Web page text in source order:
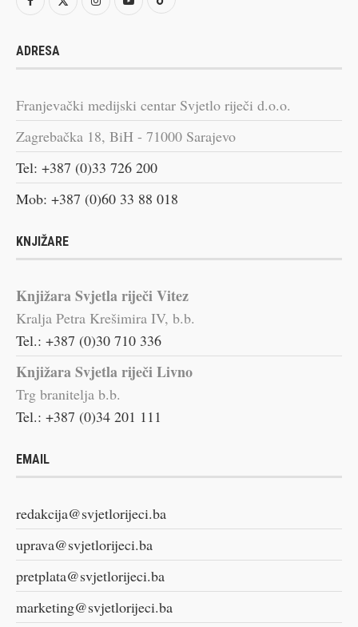
ADRESA
Franjevački medijski centar Svjetlo riječi d.o.o.
Zagrebačka 18, BiH - 71000 Sarajevo
Tel: +387 (0)33 726 200
Mob: +387 (0)60 33 88 018
KNJIŽARE
Knjižara Svjetla riječi Vitez
Kralja Petra Krešimira IV, b.b.
Tel.: +387 (0)30 710 336
Knjižara Svjetla riječi Livno
Trg branitelja b.b.
Tel.: +387 (0)34 201 111
EMAIL
redakcija@svjetlorijeci.ba
uprava@svjetlorijeci.ba
pretplata@svjetlorijeci.ba
marketing@svjetlorijeci.ba